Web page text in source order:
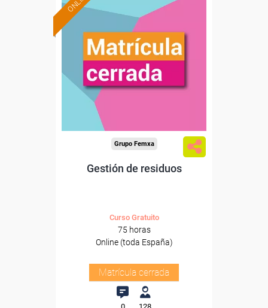
Grupo Femxa
Gestión de residuos
Curso Gratuito
75 horas
Online (toda España)
Matrícula cerrada